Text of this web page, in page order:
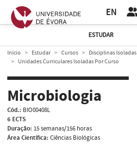
EN
ESTUDAR
Início Estudar Cursos
Disciplinas Isoladas
Unidades Curriculares Isoladas Por Curso
Microbiologia
Cód.: BIO00408L
6 ECTS
Duração: 15 semanas/156 horas
Área Científica: Ciências Biológicas